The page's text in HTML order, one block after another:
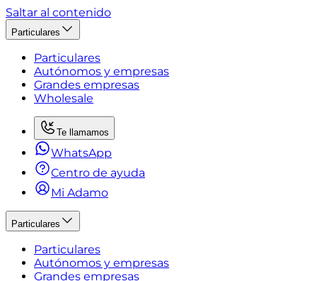
Saltar al contenido
Particulares
Particulares
Autónomos y empresas
Grandes empresas
Wholesale
Te llamamos
WhatsApp
Centro de ayuda
Mi Adamo
Particulares
Particulares
Autónomos y empresas
Grandes empresas